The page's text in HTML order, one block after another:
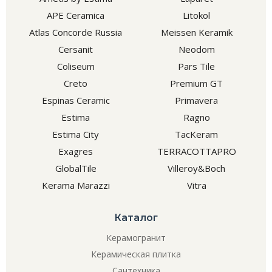
APE Ceramica
Atlas Concorde Russia
Cersanit
Coliseum
Creto
Espinas Ceramic
Estima
Estima City
Exagres
GlobalTile
Kerama Marazzi
Litokol
Meissen Keramik
Neodom
Pars Tile
Premium GT
Primavera
Ragno
TacKeram
TERRACOTTAPRO
Villeroy&Boch
Vitra
Каталог
Керамогранит
Керамическая плитка